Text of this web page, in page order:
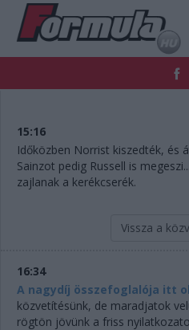
FORMULA
NEMZETKÖZI
RETRO
PODCAST
15:16
Időközben Norrist kiszedték, és
Sainzot pedig Russell is
zajlanak a kerékcserék.
Vissza a
16:34
A nagydíj összefoglalója itt
közvetítésünk, de maradjatok
rögtön jövünk a friss